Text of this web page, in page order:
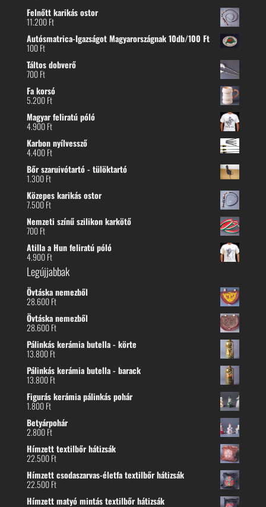
Felnőtt karikás ostor
11.200Ft
Autósmatrica-Igazságot Magyarországnak 10db/100 Ft
100Ft
Táltos dobverő
700Ft
Fa korsó
5.200Ft
Magyar feliratú póló
4.900Ft
Karbon nyílvessző
4.400Ft
Bőr szaruivótartó - tülöktartó
1.300Ft
Közepes karikás ostor
7.500Ft
Nemzeti színű szilikon karkötő
700Ft
Atilla a Hun feliratú póló
4.900Ft
Legújjabbak
Övtáska nemezből
28.600Ft
Övtáska nemezből
28.600Ft
Pálinkás kerámia butella - körte
13.800Ft
Pálinkás kerámia butella - barack
13.800Ft
Figurás kerámia pálinkás pohár
1.800Ft
Betyárpohár
2.800Ft
Hímzett textilbőr hátizsák
22.500Ft
Hímzett csodaszarvas-életfa textilbőr hátizsák
22.500Ft
Hímzett matyó mintás textilbőr hátizsák